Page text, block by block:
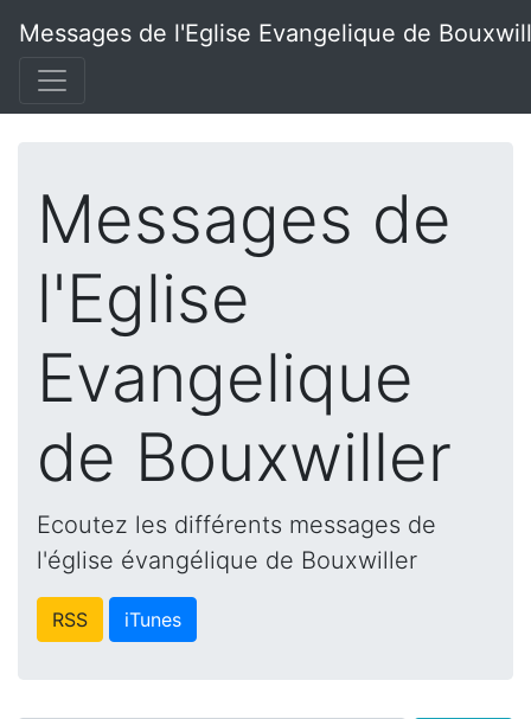
Messages de l'Eglise Evangelique de
Messages de
l'Eglise
Evangelique
de Bouxwiller
Ecoutez les différents messages de
l'église évangélique de Bouxwiller
RSS iTunes